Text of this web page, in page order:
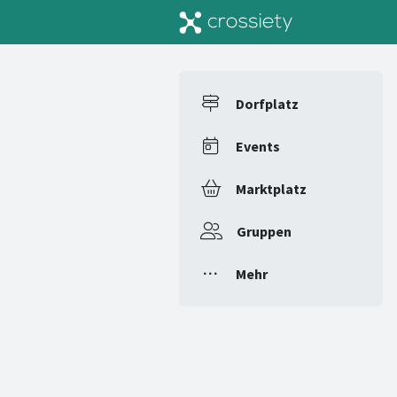
Dorfplatz
Events
Marktplatz
Gruppen
Mehr